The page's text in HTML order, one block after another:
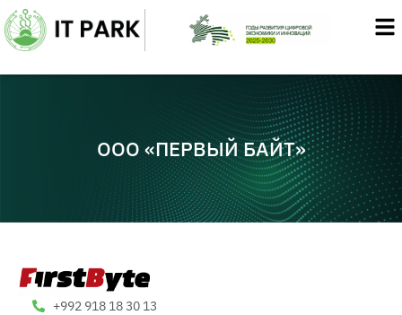
Перейти
к
содержимому
ООО «ПЕРВЫЙ БАЙТ»
+992 918 18 30 13